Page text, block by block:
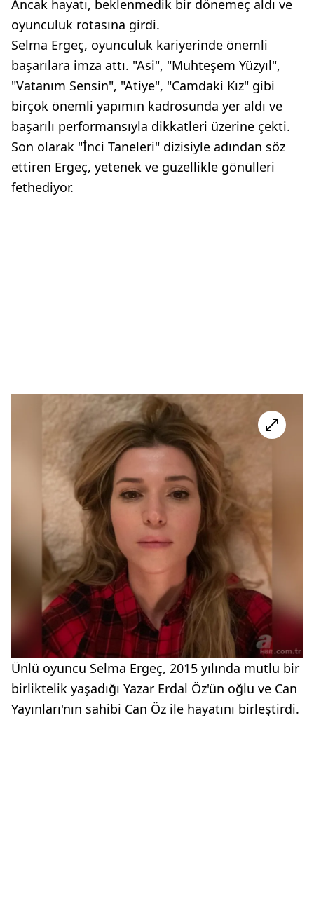
Ancak hayatı, beklenmedik bir dönemeç aldı ve
oyunculuk rotasına girdi.
Selma Ergeç, oyunculuk kariyerinde önemli
başarılara imza attı. "Asi", "Muhteşem Yüzyıl",
"Vatanım Sensin", "Atiye", "Camdaki Kız" gibi
birçok önemli yapımın kadrosunda yer aldı ve
başarılı performansıyla dikkatleri üzerine çekti.
Son olarak "İnci Taneleri" dizisiyle adından söz
ettiren Ergeç, yetenek ve güzellikle gönülleri
fethediyor.
Ünlü oyuncu Selma Ergeç, 2015 yılında mutlu bir
birliktelik yaşadığı Yazar Erdal Öz'ün oğlu ve Can
Yayınları'nın sahibi Can Öz ile hayatını birleştirdi.